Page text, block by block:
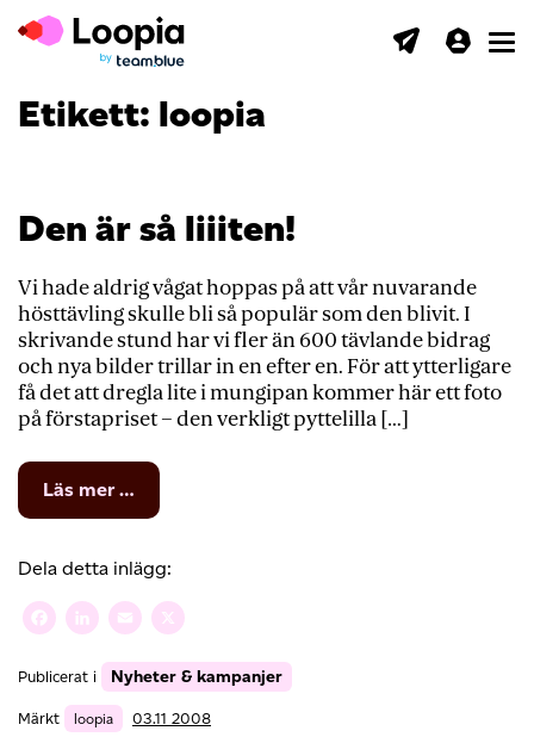
Etikett: loopia
Den är så liiiten!
Vi hade aldrig vågat hoppas på att vår nuvarande
hösttävling skulle bli så populär som den blivit. I
skrivande stund har vi fler än 600 tävlande bidrag
och nya bilder trillar in en efter en. För att ytterligare
få det att dregla lite i mungipan kommer här ett foto
på förstapriset – den verkligt pyttelilla […]
Läs mer …
Den
så
liiiten!
Dela detta inlägg:
Facebook
LinkedIn
Email
Publicerat i Nyheter & kampanjer
Märkt loopia
03.11 2008